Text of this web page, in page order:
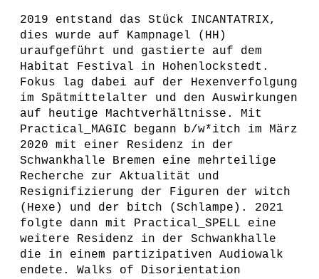
2019 entstand das Stück INCANTATRIX,
dies wurde auf Kampnagel (HH)
uraufgeführt und gastierte auf dem
Habitat Festival in Hohenlockstedt.
Fokus lag dabei auf der Hexenverfolgung
im Spätmittelalter und den Auswirkungen
auf heutige Machtverhältnisse. Mit
Practical_MAGIC begann b/w*itch im März
2020 mit einer Residenz in der
Schwankhalle Bremen eine mehrteilige
Recherche zur Aktualität und
Resignifizierung der Figuren der witch
(Hexe) und der bitch (Schlampe). 2021
folgte dann mit Practical_SPELL eine
weitere Residenz in der Schwankhalle
die in einem partizipativen Audiowalk
endete. Walks of Disorientation